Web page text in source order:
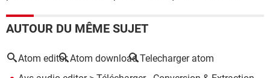
AUTOUR DU MÊME SUJET
Atom editor Atom download Telecharger atom